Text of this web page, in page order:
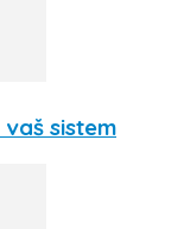
sistem